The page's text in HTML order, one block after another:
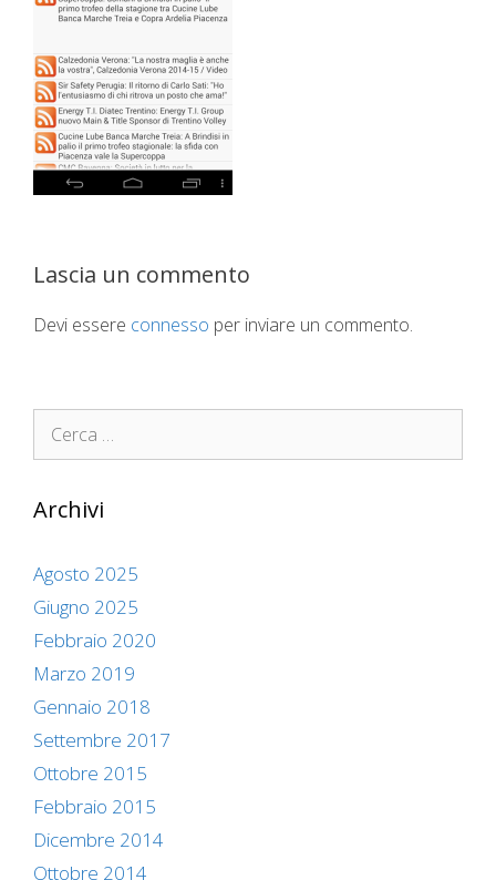
Lascia un commento
Devi essere connesso per inviare un commento.
Ricerca
per:
Archivi
Agosto 2025
Giugno 2025
Febbraio 2020
Marzo 2019
Gennaio 2018
Settembre 2017
Ottobre 2015
Febbraio 2015
Dicembre 2014
Ottobre 2014